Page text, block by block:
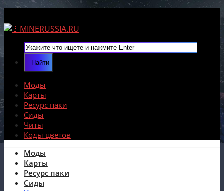
Моды
Карты
Ресурс паки
Сиды
Читы
Коды цветов
Моды
Карты
Ресурс паки
Сиды